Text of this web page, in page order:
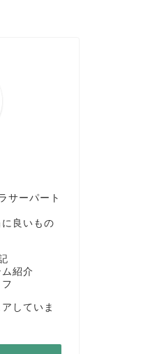
サーパート
良いもの
紹介
していま